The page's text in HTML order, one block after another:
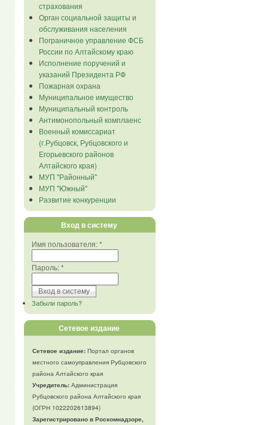
страхования
Орган социальной защиты и
обслуживания населения
Пограничное управление ФСБ
России по Алтайскому краю
Исполнение поручений и
указаний Президента РФ
Пожарная охрана
Муниципальное имущество
Муниципальный контроль
Антимонопольный комплаенс
Военный комиссариат
(г.Рубцовск, Рубцовского и
Егорьевского районов
Алтайского края)
МУП "Районный"
МУП "Южный"
Развитие конкуренции
Вход в систему
Имя пользователя:*
Пароль:*
Забыли пароль?
Сетевое издание
Сетевое издание:Портал органов
местного самоуправления Рубцовского
района Алтайского края
Учредитель:Администрация
Рубцовского района Алтайского края
(ОГРН 1022202613894)
Зарегистрировано в Роскомнадзоре,